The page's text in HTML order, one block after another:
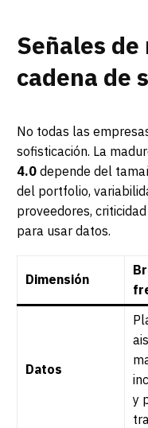
Señales
cadena de
No todas las
sofisticación. La
4.0 depende del
del portfolio,
proveedores,
para usar datos.
Dimensión
Datos
y